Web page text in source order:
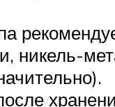
никель-